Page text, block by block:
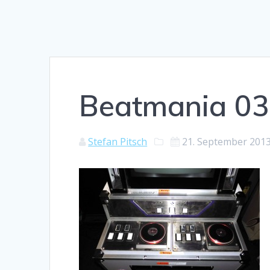
Beatmania 03
Stefan Pitsch 21. September 2013